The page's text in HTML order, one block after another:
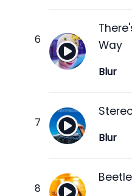
Way
Blur
Blur